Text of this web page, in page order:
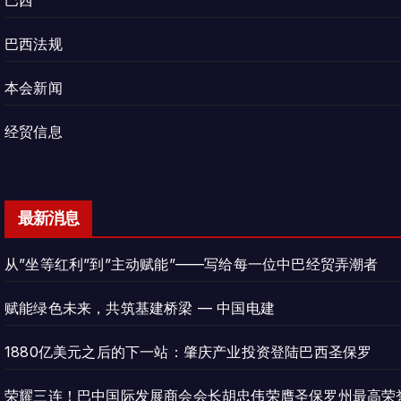
巴西法规
本会新闻
经贸信息
最新消息
从”坐等红利”到”主动赋能”——写给每一位中巴经贸弄潮者
赋能绿色未来，共筑基建桥梁 — 中国电建
1880亿美元之后的下一站：肇庆产业投资登陆巴西圣保罗
荣耀三连！巴中国际发展商会会长胡忠伟荣膺圣保罗州最高荣